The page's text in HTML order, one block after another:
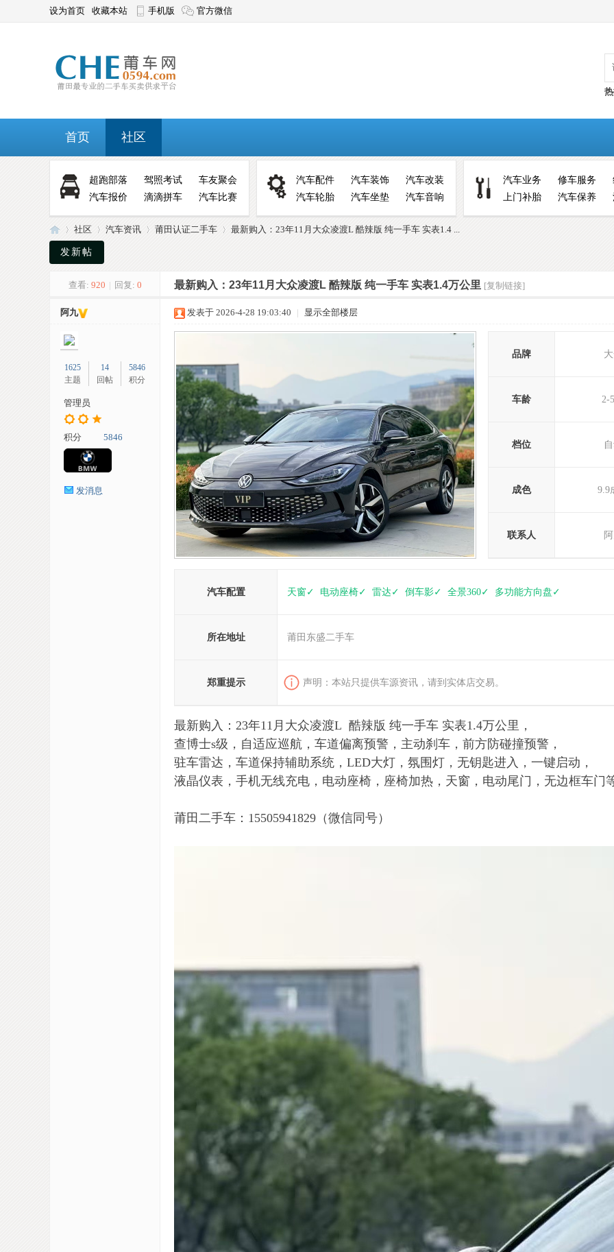
设为首页 收藏本站 手机版 官方微信
首页 社区
超跑部落 驾照考试
车友聚会
汽车报价
滴滴拼车 汽车比赛
汽车配件 汽车装饰
汽车改装
汽车轮胎
汽车坐垫 汽车音响
汽车业务 修车服务
上门补胎
汽车保养
社区
›
汽车资讯 莆田认证二手车
›
最新购入：23年11月大众凌渡L 酷辣版 纯一手车 实表1.4 ...
发新帖
查看: 920 | 回复: 0 最新购入：23年11月大众凌渡L 酷辣版 纯一手车 实表1.4万公里 [复制链接]
阿九
1625
主题
14
回帖
5846
积分
管理员
积分 5846
发消息
发表于 2026-4-28 19:03:40 | 显示全部楼层
品牌
车龄 2-
档位
成色 9.9
联系人
汽车配置 天窗✓ 电动座椅✓ 雷达✓ 倒车影✓ 全景360✓ 多功能方向盘✓
所在地址 莆田东盛二手车
郑重提示 声明：本站只提供车源资讯，请到实体店交易。
最新购入：23年11月大众凌渡L 酷辣版 纯一手车 实表1.4万公里，
查博士s级，自适应巡航，车道偏离预警，主动刹车，前方防碰撞预警，
驻车雷达，车道保持辅助系统，LED大灯，氛围灯，无钥匙进入，一键启动，
液晶仪表，手机无线充电，电动座椅，座椅加热，天窗，电动尾门，无边框车门
莆田二手车：15505941829（微信同号）